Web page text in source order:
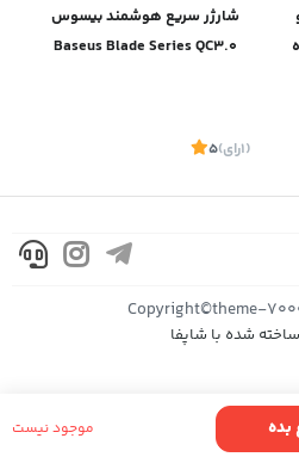
بده موجود نیست
شارژر سریع هوشمند بیسوس
Baseus Blade Series QC3.0
(1 رای)
5
Copyright©theme-
شده با شاپفا